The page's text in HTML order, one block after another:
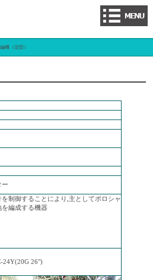
機（旧型）
ー
制御することにより,主としてポロシャ
を編成する機器
24Y(20G 26")